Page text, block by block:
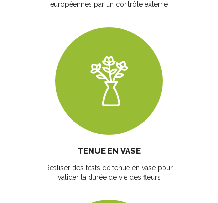
européennes par un contrôle externe
TENUE EN VASE
Réaliser des tests de tenue en vase pour
valider la durée de vie des fleurs